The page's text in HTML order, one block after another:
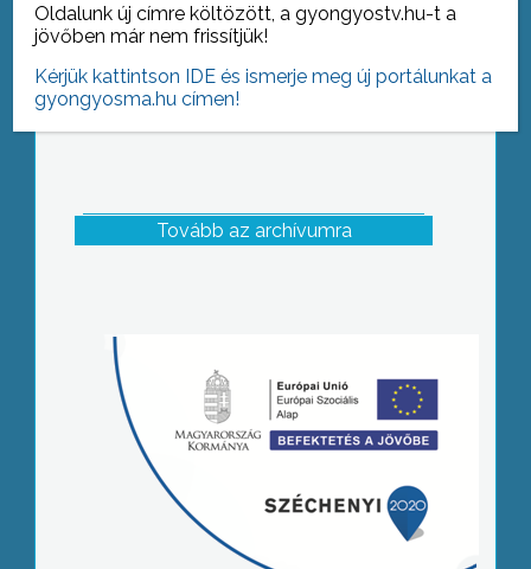
Tovább az archívumra
Oldalunk új címre költözött, a gyongyostv.hu-t a
jövőben már nem frissítjük!
Kérjük kattintson IDE és ismerje meg új portálunkat a
gyongyosma.hu címen!